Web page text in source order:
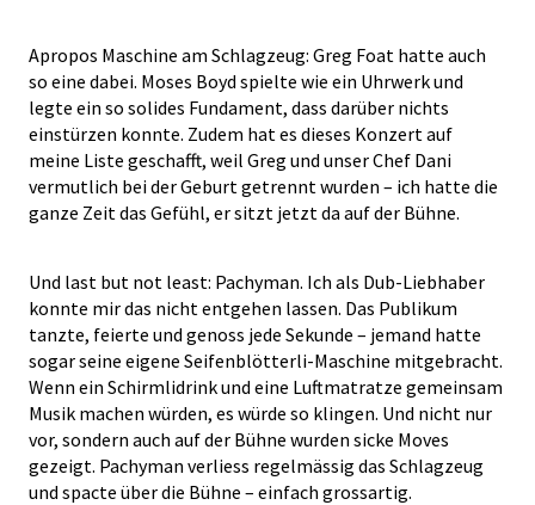
Apropos Maschine am Schlagzeug: Greg Foat hatte auch
so eine dabei. Moses Boyd spielte wie ein Uhrwerk und
legte ein so solides Fundament, dass darüber nichts
einstürzen konnte. Zudem hat es dieses Konzert auf
meine Liste geschafft, weil Greg und unser Chef Dani
vermutlich bei der Geburt getrennt wurden – ich hatte die
ganze Zeit das Gefühl, er sitzt jetzt da auf der Bühne.
Und last but not least: Pachyman. Ich als Dub-Liebhaber
konnte mir das nicht entgehen lassen. Das Publikum
tanzte, feierte und genoss jede Sekunde – jemand hatte
sogar seine eigene Seifenblötterli-Maschine mitgebracht.
Wenn ein Schirmlidrink und eine Luftmatratze gemeinsam
Musik machen würden, es würde so klingen. Und nicht nur
vor, sondern auch auf der Bühne wurden sicke Moves
gezeigt. Pachyman verliess regelmässig das Schlagzeug
und spacte über die Bühne – einfach grossartig.